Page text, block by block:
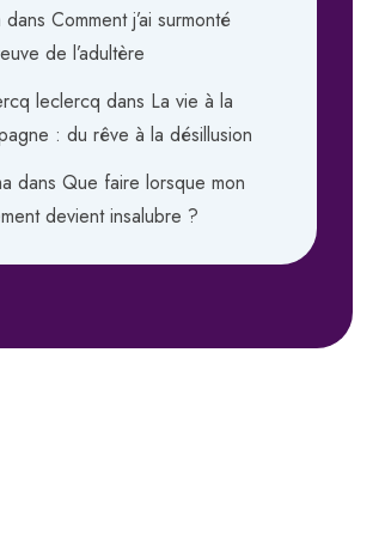
dans Comment j’ai surmonté
de l’adultère
leclercq dans La vie à la
: du rêve à la désillusion
dans Que faire lorsque mon
devient insalubre ?